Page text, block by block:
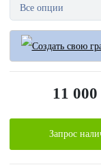
Все опции
11
Запрос